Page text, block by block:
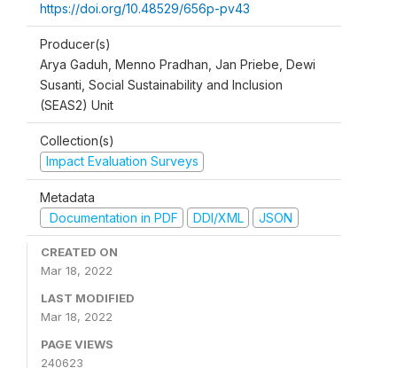
https://doi.org/10.48529/656p-pv43
Producer(s)
Arya Gaduh, Menno Pradhan, Jan Priebe, Dewi
Susanti, Social Sustainability and Inclusion
(SEAS2) Unit
Collection(s)
Impact Evaluation Surveys
Metadata
Documentation in PDF
DDI/XML JSON
CREATED ON
Mar 18, 2022
LAST MODIFIED
Mar 18, 2022
PAGE VIEWS
240623